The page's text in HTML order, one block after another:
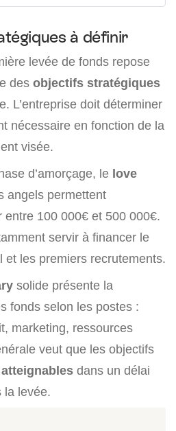
à définir
levée de fonds repose
des objectifs stratégiques
L’entreprise doit déterminer
nécessaire en fonction de la
visée.
d’amorçage, le love
angels permettent
100 000€ et 500 000€.
servir à financer le
et les premiers recrutements.
solide présente la
fonds selon les postes :
marketing, ressources
veut que les objectifs
atteignables dans un délai
la levée.